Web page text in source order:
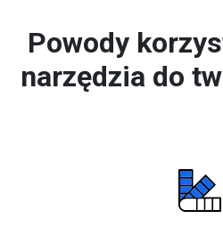
Powody
narzędzia do